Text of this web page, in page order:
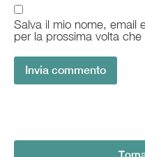
Salva il mio nome, email
per la prossima volta